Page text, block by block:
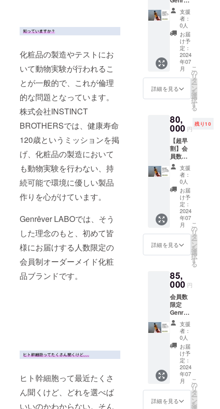
化粧品の製造やテストにお
いて動物実験が行われるこ
とが一般的で、これが倫理
的な問題となっています。
株式会社INSTINCT
BROTHERSでは、健康寿命
120歳というミッションを掲
げ、化粧品の製造において
も動物実験を行わない、持
続可能で環境に優しい製品
作りを心がけています。
Genrêver LABOでは、そう
した理念のもと、初めて皆
様にお届けする人数限定の
会員制オーダーメイド化粧
品ブランドです。
ヒト幹細胞って最近たくさ
ん聞くけど、どれを選べば
いいのかわからない。そん
権利を
ご提供
致しま
す。 ・
会員特
典 今
回、開
店記念
及び
CAMPF
IREだけ
す。 会
員権を
お持ち
でない
方につ
いて
は、大
変恐れ
入りま
すが、
Genrêv
LABO
での
オー
ダーが
できか
了承く
ださ
有効期
限 1年
間有効
となり
ます。
ただ
し、期
間中に
オー
ダーを
しまし
たら、
らさら
er
LABO
会員権
＋5万円
分のお
買い物
ポイン
Genrêv
er
LABO
に入会
ができ
権に加
え、
Genrêv
er
LABO
はもち
ろん、
系列の
幹細胞
点滴を
中心と
した
「Genr
êver
Clinic（
ジェン
レヴー
高コス
トパ
フォマ
ンス幹
細胞化
粧品ブ
ランド
「Genr
êver 」
でも使
用可能
な5万円
分のお
買い物
ポイン
トをご
提供致
支援
者：
0人
お届
け予
定：
2024
年07
月
詳細を見る
こ
の
リ
タ
ー
ン
を
選
択
す
る
80,
000 円
残り10
【超早
割】会
員数限
定
Genrêv
LABO
会員権
＋10万
円分の
お買い
物ポイ
ント 8
万円
Genrêv
er
に入会
ができ
る会員
権に加
え、
Genrêv
er
LABO
はもち
ろん、
系列の
幹細胞
点滴を
中心と
した
「Genr
êver
支援
者：
0人
お届
け予
定：
2024
年07
月
詳細を見る
こ
の
リ
タ
ー
ン
を
選
択
す
る
85,
000 円
会員数
限定
Genrêv
er
LABO
会員権
＋10万
円分の
お買い
物ポイ
ント
8.5万円
Genrêv
er
LABO
支援
者：
0人
お届
け予
定：
2024
年07
月
詳細を見る
こ
の
リ
タ
ー
ン
を